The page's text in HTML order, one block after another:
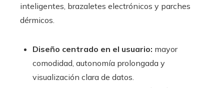
inteligentes, brazaletes electrónicos y parches
dérmicos.
Diseño centrado en el usuario: mayor
comodidad, autonomía prolongada y
visualización clara de datos.